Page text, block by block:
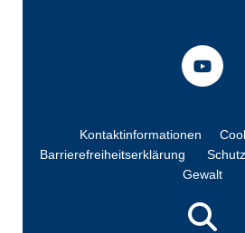
Kontaktinformationen
Barrierefreiheitserklärung
Gewalt